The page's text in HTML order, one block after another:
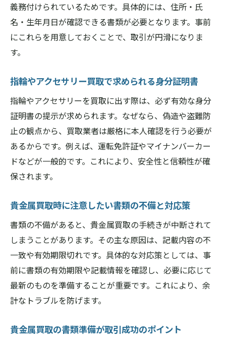
義務付けられているためです。具体的には、住所・氏
名・生年月日が確認できる書類が必要となります。事前
にこれらを用意しておくことで、取引が円滑になりま
す。
指輪やアクセサリー買取で求められる身分証明書
指輪やアクセサリーを買取に出す際は、必ず有効な身分
証明書の提示が求められます。なぜなら、偽造や盗難防
止の観点から、買取業者は厳格に本人確認を行う必要が
あるからです。例えば、運転免許証やマイナンバーカー
ドなどが一般的です。これにより、安全性と信頼性が確
保されます。
貴金属買取時に注意したい書類の不備と対応策
書類の不備があると、貴金属買取の手続きが中断されて
しまうことがあります。その主な原因は、記載内容の不
一致や有効期限切れです。具体的な対応策としては、事
前に書類の有効期限や記載情報を確認し、必要に応じて
最新のものを準備することが重要です。これにより、余
計なトラブルを防げます。
貴金属買取の書類準備が取引成功のポイント